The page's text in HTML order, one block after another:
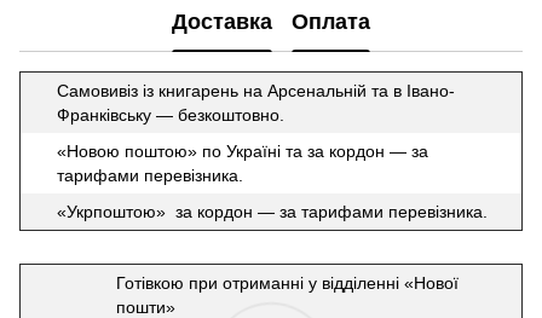
Доставка Оплата
Самовивіз із книгарень на Арсенальній та в Івано-
Франківську — безкоштовно.
«Новою поштою» по Україні та за кордон — за
тарифами перевізника.
«Укрпоштою» за кордон — за тарифами перевізника.
Готівкою при отриманні у відділенні «Нової
пошти»